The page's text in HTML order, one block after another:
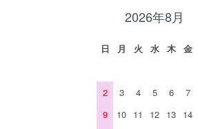
2026年8月
日 月 火 水 木 金
2
3 4 5 6 7
9
10 11 12 13 14